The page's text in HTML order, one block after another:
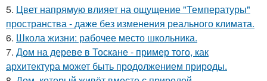
5. Цвет напрямую влияет на ощущение "Температуры"
пространства - даже без изменения реального климата.
6. Школа жизни: рабочее место школьника.
7. Дом на дереве в Тоскане - пример того, как
архитектура может быть продолжением природы.